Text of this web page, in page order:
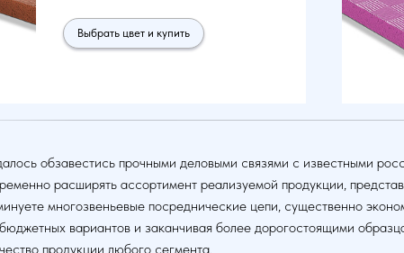
Выбрать цвет и купить
обзавестись прочными деловыми связями с известными
расширять ассортимент реализуемой продукции,
многозвеньевые посреднические цепи, существенно
вариантов и заканчивая более дорогостоящими
продукции любого сегмента.